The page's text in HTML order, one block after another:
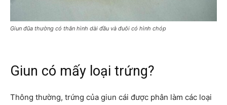
Giun đũa thường có thân hình dài đầu và đuôi có hình chóp
Giun có mấy loại trứng?
Thông thường, trứng của giun cái được phân làm các loại